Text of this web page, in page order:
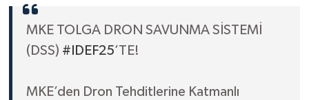
MKE TOLGA DRON SAVUNMA SİSTEMİ
(DSS) #IDEF25’TE!
MKE’den Dron Tehditlerine Katmanlı